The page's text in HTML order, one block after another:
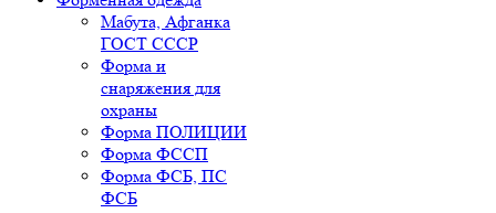
Мабута, Афганка
ГОСТ СССР
Форма и
снаряжения для
охраны
Форма ПОЛИЦИИ
Форма ФССП
Форма ФСБ, ПС
ФСБ